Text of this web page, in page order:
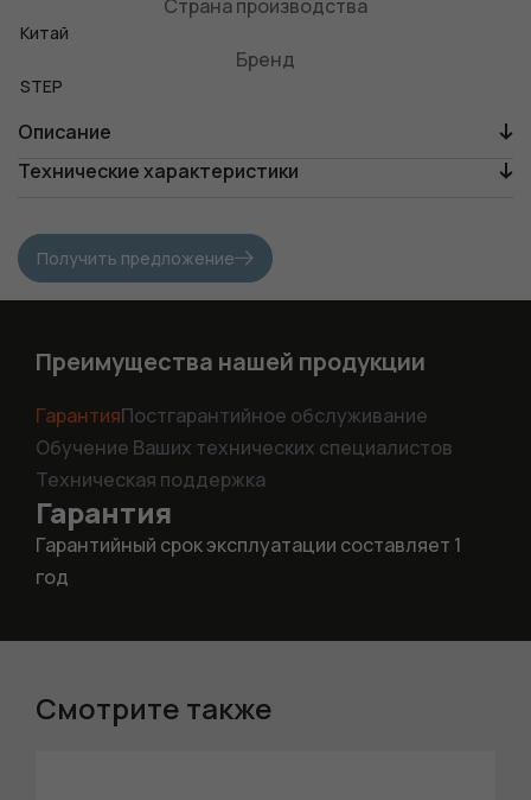
Страна производства
Китай
Бренд
STEP
Описание
Технические характеристики
Получить предложение
Преимущества нашей продукции
ГарантияПостгарантийное обслуживание
Обучение Ваших технических специалистов
Техническая поддержка
Гарантия
Гарантийный срок эксплуатации составляет 1
год
Смотрите также